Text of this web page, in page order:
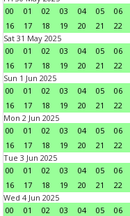
00
01 02 03 04 05 06
16
17 18 19 20 21 22
Sat 31 May 2025
00
01 02 03 04 05 06
16
17 18 19 20 21 22
Sun 1 Jun 2025
00
01 02 03 04 05 06
16
17 18 19 20 21 22
Mon 2 Jun 2025
00
01 02 03 04 05 06
16
17 18 19 20 21 22
Tue 3 Jun 2025
00
01 02 03 04 05 06
16
17 18 19 20 21 22
Wed 4 Jun 2025
00
01 02 03 04 05 06